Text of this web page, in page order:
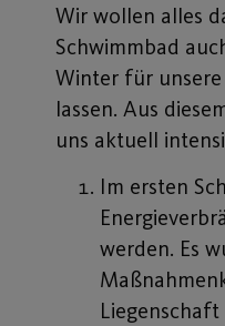
Wir wollen alles
Schwimmbad
Winter für
lassen. Aus
uns aktuell
Im ersten
werden. Es